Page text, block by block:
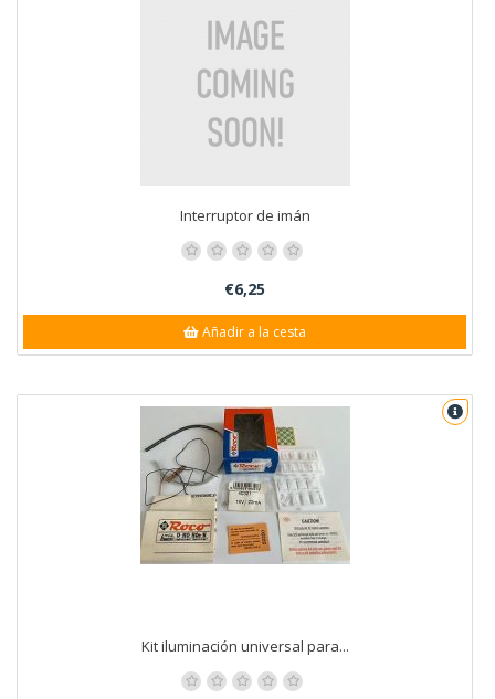
Interruptor de imán
€6,25
Añadir a la cesta
Kit iluminación universal para...